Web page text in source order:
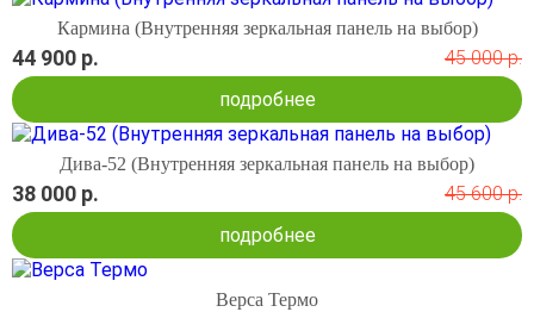
Кармина (Внутренняя зеркальная панель на выбор)
44 900 р.
45 000 р.
подробнее
Дива-52 (Внутренняя зеркальная панель на выбор)
38 000 р.
45 600 р.
подробнее
Верса Термо